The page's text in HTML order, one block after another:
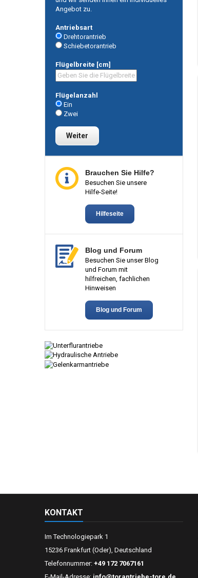
Angebot zu.
Antriebsart
Drehtorantrieb
Schiebetorantrieb
Flügelbreite [cm]
Flügelanzahl
Ein
Zwei
Weiter
Brauchen Sie Hilfe?
Besuchen Sie unsere
Hilfe-Seite!
Hilfeseite
Blog und Forum
Besuchen Sie unser Blog
und Forum mit
hilfreichen, fachlichen
Hinweisen
Blog und Forum
KONTAKT
Im Technologiepark 1
15236 Frankfurt (Oder), Deutschland
Telefonnummer: +49 172 7067161
E-Mail-Adresse: info@torantriebe-tore.de